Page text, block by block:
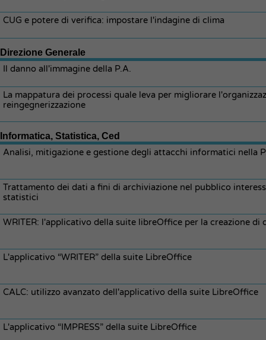
CUG e potere di verifica: impostare l'indagine di clima
Direzione Generale
Il danno all'immagine della P.A.
La mappatura dei processi quale leva per migliorare
reingegnerizzazione
Informatica, Statistica, Ced
Analisi, mitigazione e gestione degli attacchi informatici nella
Trattamento dei dati a fini di archiviazione nel pubblico
statistici
WRITER: l'applicativo della suite libreOffice per la creazione di
L'applicativo “WRITER” della suite LibreOffice
CALC: utilizzo avanzato dell'applicativo della suite LibreOffice
L'applicativo “IMPRESS” della suite LibreOffice